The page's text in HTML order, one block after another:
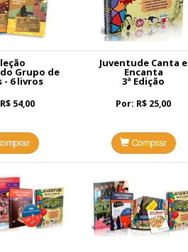
Grupo de
- 6 livros
54,00
Juventude Canta e
Encanta
3ª Edição
Por: R$ 25,00